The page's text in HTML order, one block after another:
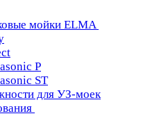
мойки ELMA
P
ST
для УЗ-моек